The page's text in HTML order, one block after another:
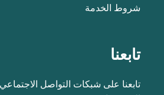
شروط الخدمة
تابعنا
تابعنا على شبكات التواصل